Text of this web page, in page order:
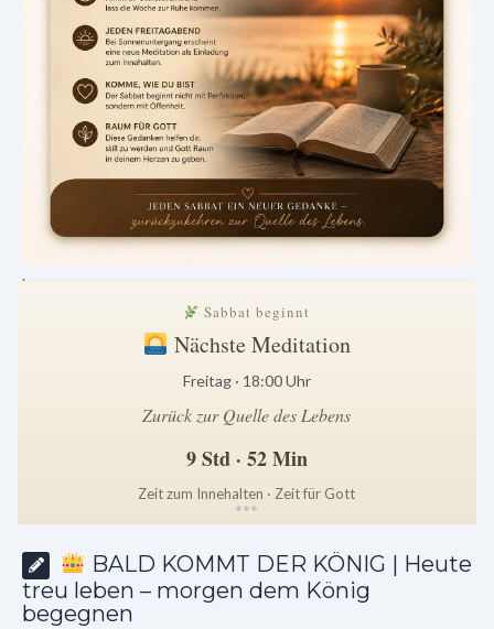
.
Sabbat beginnt
Nächste Meditation
Freitag · 18:00 Uhr
Zurück zur Quelle des Lebens
9 Std · 52 Min
Zeit zum Innehalten · Zeit für Gott
***
BALD KOMMT DER KÖNIG | Heute
treu leben – morgen dem König
begegnen